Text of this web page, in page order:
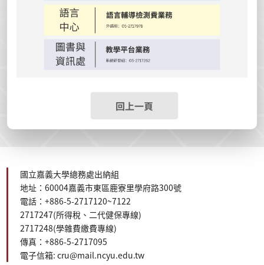
回上一頁
國立嘉義大學總務處出納組
地址：60004嘉義市東區鹿寮里學府路300號
電話：+886-5-2717120~7122
2717247(所得稅、二代健保專線)
2717248(學雜費繳費專線)
傳真：+886-5-2717095
電子信箱: cru@mail.ncyu.edu.tw